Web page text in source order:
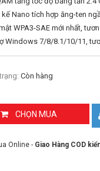
kế Nano tích hợp ăng-ten
WPA3-SAE mới nhất,
Windows 7/8/8.1/10/11,
Còn hàng
CHỌN MUA
Online - Giao Hàng COD